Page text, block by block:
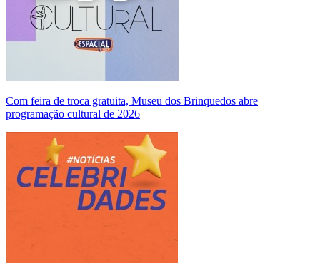
Com feira de troca gratuita, Museu dos Brinquedos abre
programação cultural de 2026